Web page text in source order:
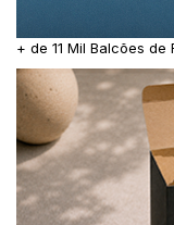
+ de 11 Mil Balcões de